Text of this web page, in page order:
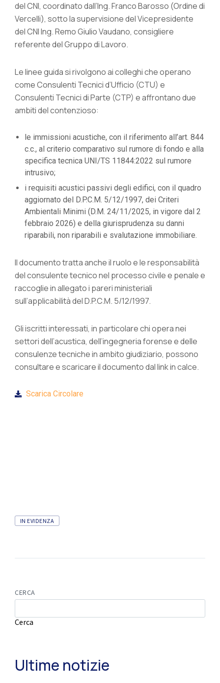
del CNI, coordinato dall’Ing. Franco Barosso (Ordine di
Vercelli), sotto la supervisione del Vicepresidente
del CNI Ing. Remo Giulio Vaudano, consigliere
referente del Gruppo di Lavoro.
Le linee guida si rivolgono ai colleghi che operano
come Consulenti Tecnici d’Ufficio (CTU) e
Consulenti Tecnici di Parte (CTP) e affrontano due
ambiti del contenzioso:
le immissioni acustiche, con il riferimento all’art. 844
c.c., al criterio comparativo sul rumore di fondo e alla
specifica tecnica UNI/TS 11844:2022 sul rumore
intrusivo;
i requisiti acustici passivi degli edifici, con il quadro
aggiornato del D.P.C.M. 5/12/1997, dei Criteri
Ambientali Minimi (D.M. 24/11/2025, in vigore dal 2
febbraio 2026) e della giurisprudenza su danni
riparabili, non riparabili e svalutazione immobiliare.
Il documento tratta anche il ruolo e le responsabilità
del consulente tecnico nel processo civile e penale e
raccoglie in allegato i pareri ministeriali
sull’applicabilità del D.P.C.M. 5/12/1997.
Gli iscritti interessati, in particolare chi opera nei
settori dell’acustica, dell’ingegneria forense e delle
consulenze tecniche in ambito giudiziario, possono
consultare e scaricare il documento dal link in calce.
Scarica Circolare
IN EVIDENZA
CERCA
Cerca
Ultime notizie